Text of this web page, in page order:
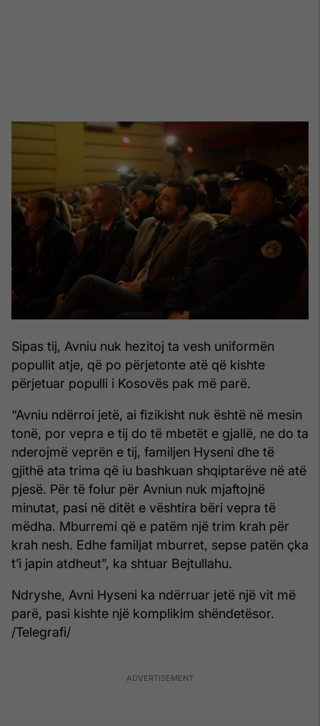
Sipas tij, Avniu nuk hezitoj ta vesh uniformën
popullit atje, që po përjetonte atë që kishte
përjetuar populli i Kosovës pak më parë.
“Avniu ndërroi jetë, ai fizikisht nuk është në mesin
tonë, por vepra e tij do të mbetët e gjallë, ne do ta
nderojmë veprën e tij, familjen Hyseni dhe të
gjithë ata trima që iu bashkuan shqiptarëve në atë
pjesë. Për të folur për Avniun nuk mjaftojnë
minutat, pasi në ditët e vështira bëri vepra të
mëdha. Mburremi që e patëm një trim krah për
krah nesh. Edhe familjat mburret, sepse patën çka
t’i japin atdheut”, ka shtuar Bejtullahu.
Ndryshe, Avni Hyseni ka ndërruar jetë një vit më
parë, pasi kishte një komplikim shëndetësor.
/Telegrafi/